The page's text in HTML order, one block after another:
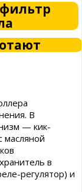
В
— кик-
масляной
в
регулятор) и